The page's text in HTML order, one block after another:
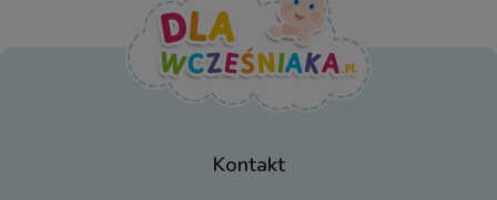
Kontakt